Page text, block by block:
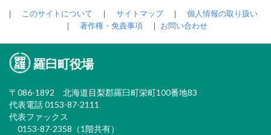
｜ このサイトについて ｜ サイトマップ｜ 個人情報の取り扱い
｜ 著作権・免責事項｜ お問い合わせ
羅臼町役場
〒086-1892 北海道目梨郡羅臼町栄町100番地83
代表電話 0153-87-2111
代表ファックス
0153-87-2358（1階共有）